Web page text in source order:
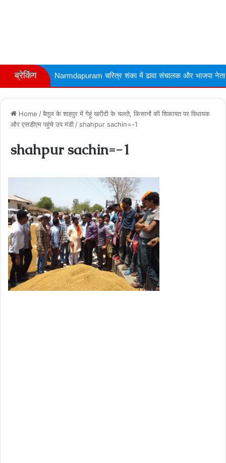
ब्रेकिंग
Narmdapuram चरित्र शंका में ढावा संचालक और भाजपा नेता की गोली मारकर
Home /बैतूल के शाहपुर में गेहूं खरीदी के चलते, किसानों की शिकायत पर विधायक
और एसडीएम पहुंचे उप मंडी / shahpur sachin=-1
shahpur sachin=-1